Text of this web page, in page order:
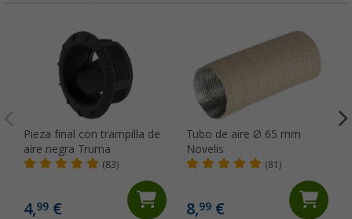
Pieza final con trampilla de
aire negra Truma
(83)
4,99 €
Tubo de aire Ø 65 mm
Novelis
(81)
8,99€